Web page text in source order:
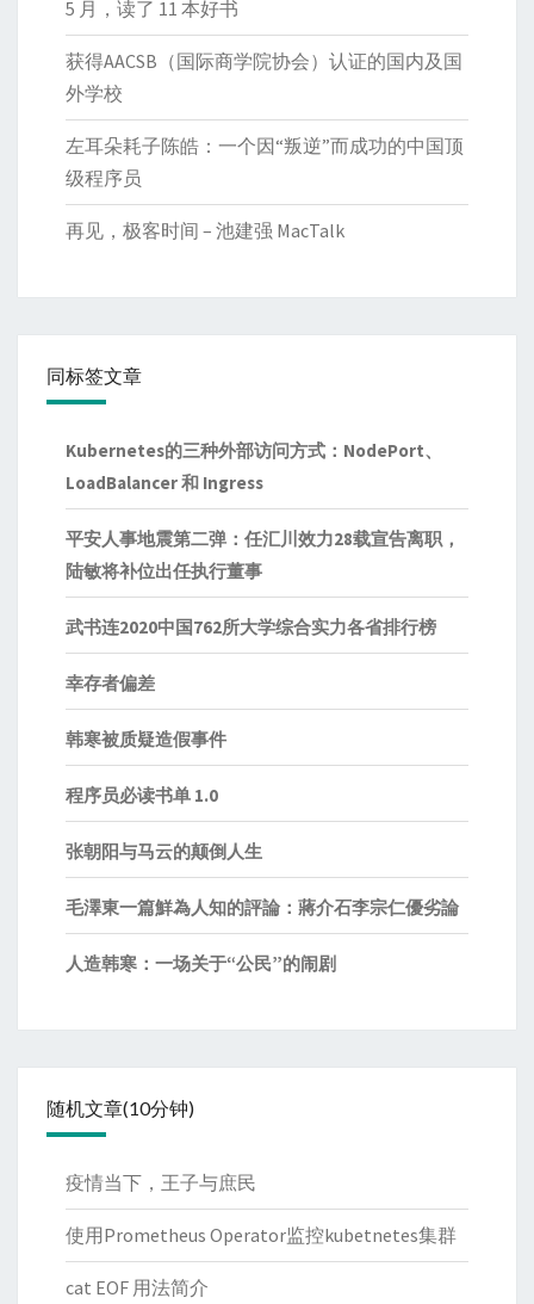
5 月，读了 11 本好书
获得AACSB（国际商学院协会）认证的国内及国
外学校
左耳朵耗子陈皓：一个因“叛逆”而成功的中国顶
级程序员
再见，极客时间 – 池建强 MacTalk
同标签文章
Kubernetes的三种外部访问方式：NodePort、
LoadBalancer 和 Ingress
平安人事地震第二弹：任汇川效力28载宣告离职，
陆敏将补位出任执行董事
武书连2020中国762所大学综合实力各省排行榜
幸存者偏差
韩寒被质疑造假事件
程序员必读书单 1.0
张朝阳与马云的颠倒人生
毛澤東一篇鮮為人知的評論：蔣介石李宗仁優劣論
人造韩寒：一场关于“公民”的闹剧
随机文章(10分钟)
疫情当下，王子与庶民
使用Prometheus Operator监控kubetnetes集群
cat EOF 用法简介